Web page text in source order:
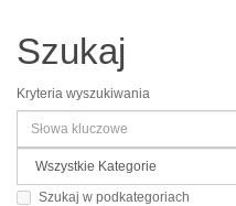
Szukaj
Kryteria wyszukiwania
Szukaj w podkategoriach